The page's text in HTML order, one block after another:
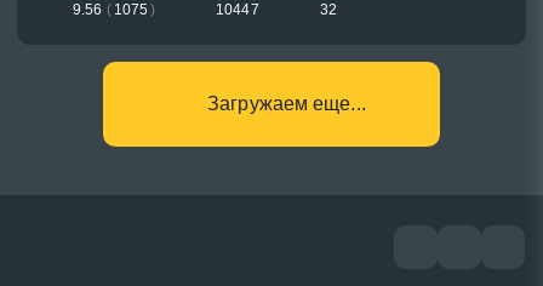
9.56 ( 1075 ) 10447 32
Загружаем еще...